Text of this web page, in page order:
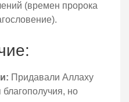
(времен пророка
Придавали Аллаху
но